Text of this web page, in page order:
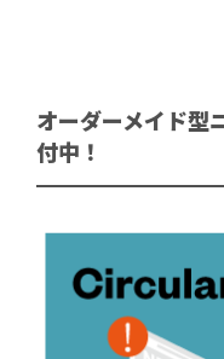
オーダーメイド型
付中！